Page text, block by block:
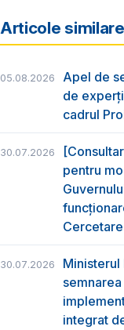
Articole similare
05.08.2026
Apel de
de
cadrul
30.07.2026
pentru
Cercetare
30.07.2026
Ministerul
integrat